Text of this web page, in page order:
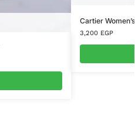
Cartier
3,200 EGP